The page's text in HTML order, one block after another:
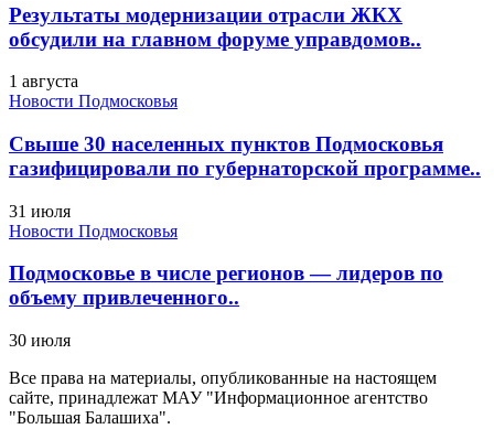
Результаты модернизации отрасли ЖКХ
обсудили на главном форуме управдомов..
1 августа
Новости Подмосковья
Свыше 30 населенных пунктов Подмосковья
газифицировали по губернаторской программе..
31 июля
Новости Подмосковья
Подмосковье в числе регионов — лидеров по
объему привлеченного..
30 июля
Все права на материалы, опубликованные на настоящем
сайте, принадлежат МАУ "Информационное агентство
"Большая Балашиха".